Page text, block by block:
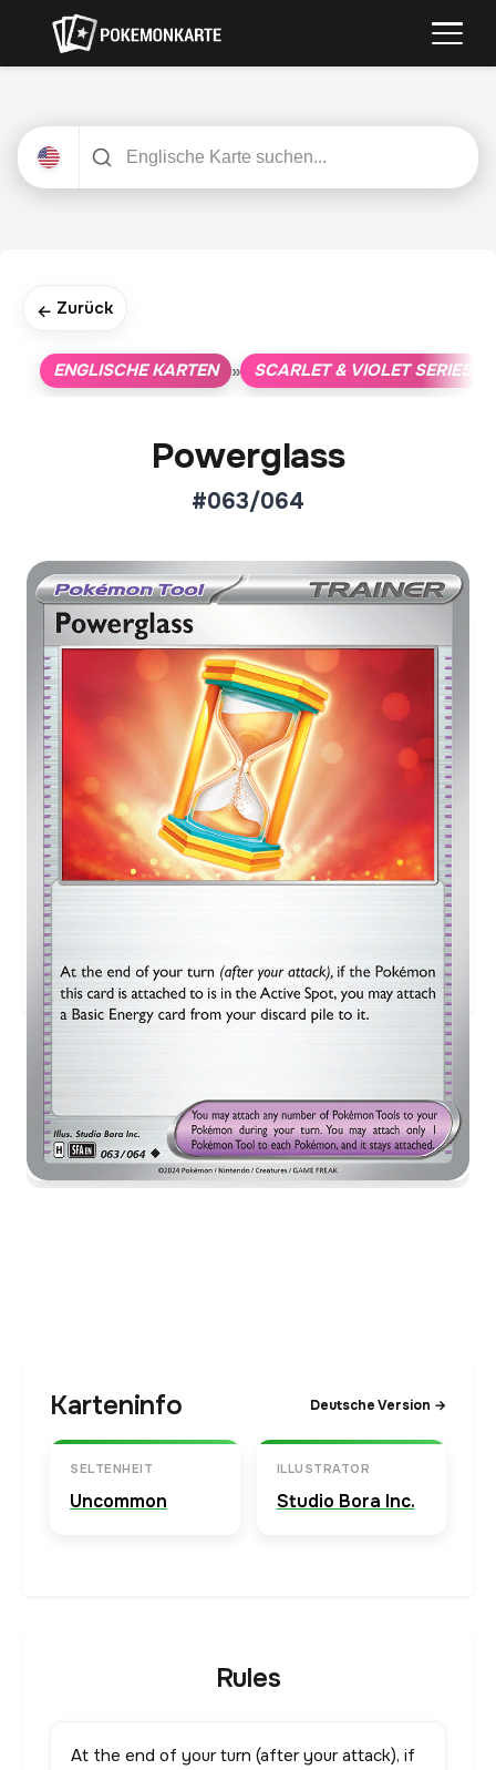
← Zurück
ENGLISCHE KARTEN » SCARLET & VIOLET SERIES
Powerglass
#063/064
Aktueller Marktpreis
€0,22
Normal
€0,31
Preise werden täglich aktualisiert.
Karteninfo Deutsche Version →
SELTENHEIT
Uncommon
ILLUSTRATOR
Studio Bora Inc.
Rules
At the end of your turn (after your attack), if